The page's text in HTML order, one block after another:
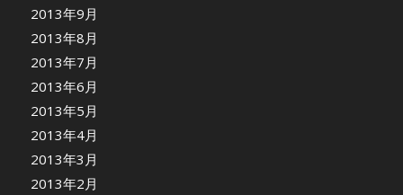
2013年9月
2013年8月
2013年7月
2013年6月
2013年5月
2013年4月
2013年3月
2013年2月